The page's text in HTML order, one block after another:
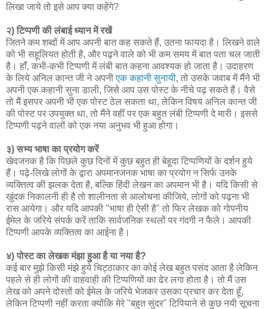
लिखा जाये तो इसे आप क्या कहेंगे?
२) टिप्पणी की लंबाई ध्यान में रखें
जितने कम शब्दों में आप अपनी बात कह सकते हैं, उतना फायदा है। लिखने वाले
को भी सहूलियत होती है, और पढ़ने वाले को भी कम समय में बात पता चल जाती
है। हाँ, कभी-कभी टिप्पणी में लंबी बात कहना आवश्यक हो जाता है। उदाहरण
के लिये अनिल कान्त जी ने अपनीएक कहानी सुनायी, तो उसके जवाब में मैंने भी
अपनी एक कहानी सुना डाली, जिसे आप उस पोस्ट के नीचे पढ़ सकते हैं। वैसे
तो मैं इसपर अपनी भी एक पोस्ट ठेल सकता था, लेकिन विषय अनिल कान्त जी
की पोस्ट पर उपयुक्त था, तो मैंने वहीं पर एक बहुत लंबी टिप्पणी दे मारी। इससे
टिप्पणी पढ़ने वालों को एक नया अनुभव भी हुआ होगा।
३) सभ्य भाषा का प्रयोग करें
खेदजनक है कि पिछले कुछ दिनों में कुछ बहुत ही बेहूदा टिप्पणियों के दर्शन हुये
हैं। पढ़े-लिखे लोगों के द्वारा अपमानजनक भाषा का प्रयोग न सिर्फ उनके
व्यक्तित्व की झलक देता है, बल्कि हिंदी लेखन का अपमान भी है। यदि किसी से
खुंदक निकालनी ही है तो शालीनता से आलोचना कीजिये, लोगों को पढ़ना भी
रास आयेगा। और यदि आपकी "भाषा ही ऐसी है" तो फिर लेखक को गोपनीय
ईमेल के जरिये संपर्क करें ताकि सार्वजनिक स्थलों पर गंदगी न फैले। आपकी
टिप्पणी आपके व्यक्तित्व का आईना है।
४) पोस्ट का लेखक मंझा हुआ है या नया है?
कई बार मुझे किसी मंझे हुये चिट्ठाकार का कोई लेख बहुत पसंद आता है लेकिन
पहले से ही लोगों की वाहवाही की टिप्पणियों का ढेर लगा होता है। तो मैं उस
लेख को अपने दोस्तों को ईमेल के जरिये भेजकर उसका प्रचार कर देता हूँ,
लेकिन टिप्पणी नहीं करता क्योंकि मेरे "बहुत सुंदर" टिपियाने से कुछ नयी सूचना